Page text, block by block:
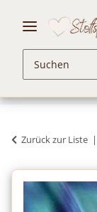
Zurück zur Liste